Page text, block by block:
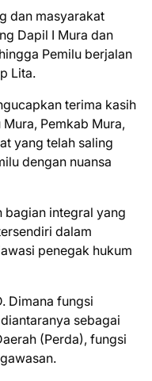
dan masyarakat
Dapil I Mura dan
Pemilu berjalan
Lita.
terima kasih
Pemkab Mura,
yang telah saling
dengan nuansa
bagian integral yang
dalam
penegak hukum
Dimana fungsi
sebagai
(Perda), fungsi